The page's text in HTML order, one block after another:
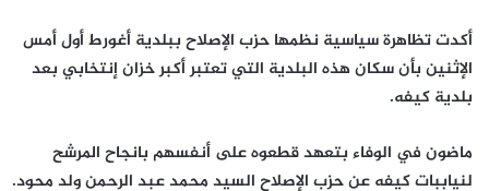
أكدت تظاهرة سياسية نظمها حزب الإصلاح ببلدية أغورط أول أمس
الإثنين بأن سكان هذه البلدية التي تعتبر أكبر خزان إنتخابي بعد
بلدية كيفه.
ماضون في الوفاء بتعهد قطعوه على أنفسهم بانجاح المرشح
لنياببات كيفه عن حزب الإصلاح السيد محمد عبد الرحمن ولد محود.